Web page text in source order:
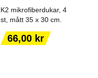
K2 mikrofiberdukar, 4
st, mått 35 x 30 cm.
Pris
66,00 kr